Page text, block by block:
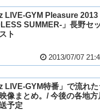
LIVE-GYM Pleasure 2013
SUMMER-」長野セ
ト
2013/07/07
LIVE-GYM特番」で流れ
像まとめ。/ 今後の各地方
予定